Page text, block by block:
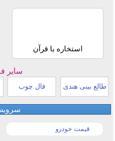
استخاره با قرآن
سایر
طالع بینی هندی فال چوب
قیمت خودرو